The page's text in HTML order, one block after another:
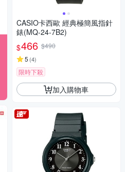
CASIO卡西歐 經典極簡風指針
錶(MQ-24-7B2)
$466 $490
5 (4)
限時下殺
加入購物車